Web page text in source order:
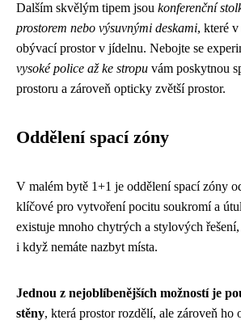
Dalším skvělým tipem jsou konferenční
prostorem nebo výsuvnými deskami, které
obývací prostor v jídelnu. Nebojte se
vysoké police až ke stropu vám poskytnou
prostoru a zároveň opticky zvětší prostor.
Oddělení spací zóny
V malém bytě 1+1 je oddělení spací zóny
klíčové pro vytvoření pocitu soukromí a
existuje mnoho chytrých a stylových
i když nemáte nazbyt místa.
Jednou z nejoblíbenějších možností je
stěny, která prostor rozdělí, ale zároveň ho